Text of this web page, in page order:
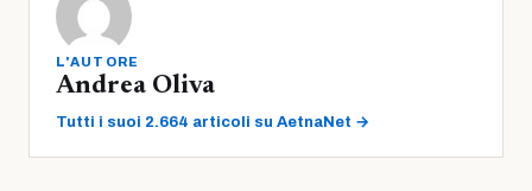
L'AUTORE
Andrea Oliva
Tutti i suoi 2.664 articoli su AetnaNet →